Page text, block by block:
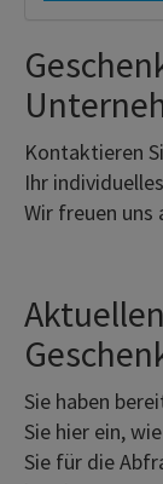
Kontaktieren
Ihr
Wir freuen uns
Sie haben
Sie hier ein,
Sie für die